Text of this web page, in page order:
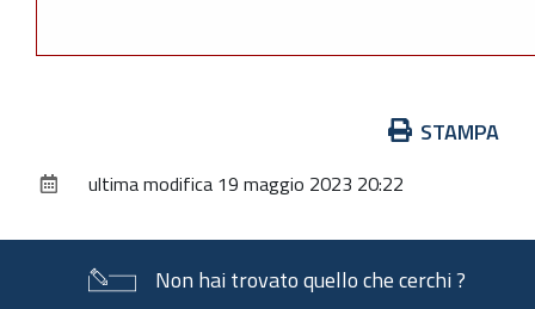
documento
STAMPA
ultima modifica 19 maggio 2023 20:22
Non hai trovato quello che cerchi ?